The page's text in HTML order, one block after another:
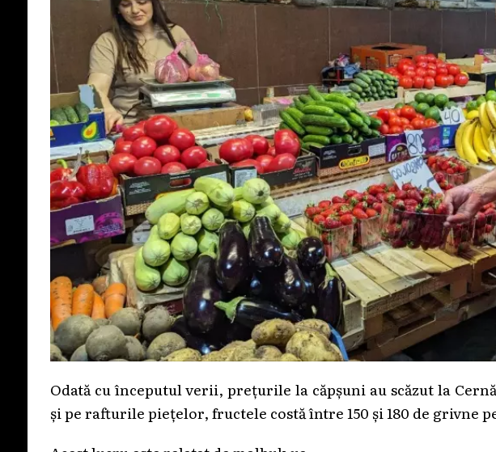
Odată cu începutul verii, prețurile la căpșuni au scăzut la
și pe rafturile piețelor, fructele costă între 150 și 180 de grivne